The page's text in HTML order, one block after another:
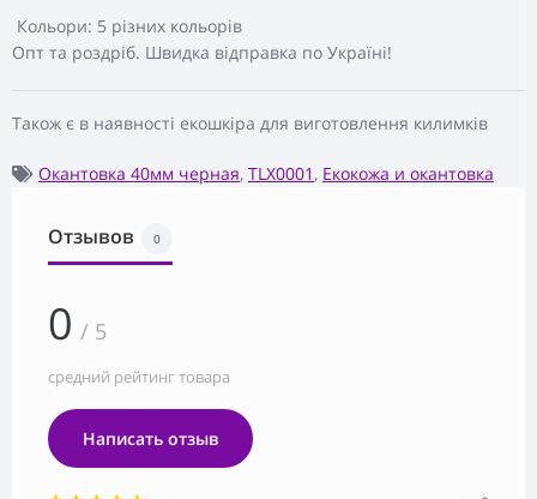
Кольори: 5 різних кольорів
Опт та роздріб. Швидка відправка по Україні!
Також є в наявності екошкіра для виготовлення килимків
Окантовка 40мм черная, TLX0001 , Екокожа и окантовка
Отзывов 0
0 / 5
средний рейтинг товара
Написать отзыв